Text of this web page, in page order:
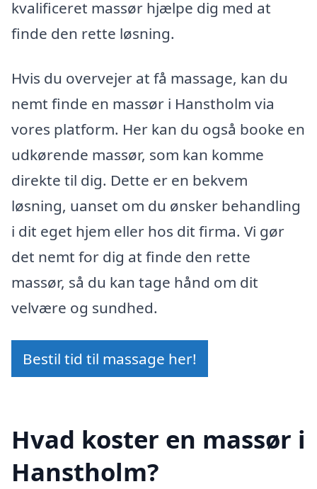
kvalificeret massør hjælpe dig med at
finde den rette løsning.
Hvis du overvejer at få massage, kan du
nemt finde en massør i Hanstholm via
vores platform. Her kan du også booke en
udkørende massør, som kan komme
direkte til dig. Dette er en bekvem
løsning, uanset om du ønsker behandling
i dit eget hjem eller hos dit firma. Vi gør
det nemt for dig at finde den rette
massør, så du kan tage hånd om dit
velvære og sundhed.
Bestil tid til massage her!
Hvad koster en massør i
Hanstholm?